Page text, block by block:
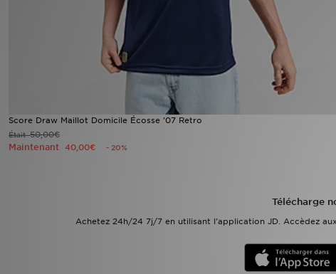
Score Draw Maillot Domicile Écosse '07 Retro
Était50,00€
Maintenant 40,00€ - 20%
Télécharge
Achetez 24h/24 7j/7 en utilisant l'application JD. Accèdez
Suivre Ma Commande
Nos Magasins
Télécharge l'Appli